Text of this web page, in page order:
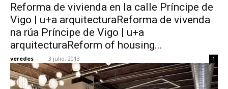
Reforma de vivienda en la calle Príncipe de
Vigo | u+a arquitecturaReforma de vivenda
na rúa Príncipe de Vigo | u+a
arquitecturaReform of housing...
veredes - 3 julio, 2013 1